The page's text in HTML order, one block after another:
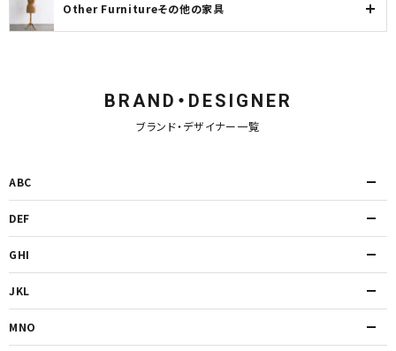
Other Furnitureその他の家具
BRAND・DESIGNER
ブランド・デザイナー一覧
ABC
DEF
GHI
JKL
MNO